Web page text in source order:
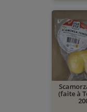
(faite à